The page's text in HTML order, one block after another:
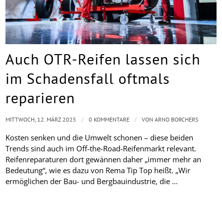
Auch OTR-Reifen lassen sich
im Schadensfall oftmals
reparieren
Kosten senken und die Umwelt schonen – diese beiden
Trends sind auch im Off-the-Road-Reifenmarkt relevant.
Reifenreparaturen dort gewännen daher „immer mehr an
Bedeutung“, wie es dazu von Rema Tip Top heißt. „Wir
ermöglichen der Bau- und Bergbauindustrie, die …
MITTWOCH, 12. MÄRZ 2025 / 0 KOMMENTARE / VONARNO BORCHERS